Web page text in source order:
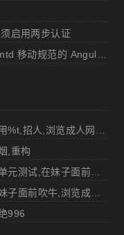
启用两步认证
,重构
996